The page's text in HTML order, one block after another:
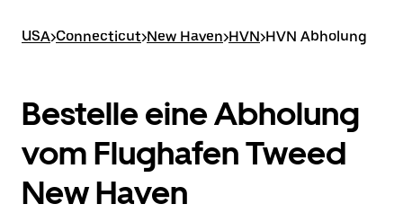
USA>Connecticut>New Haven>HVN>HVN Abholung
Bestelle eine Abholung
vom Flughafen Tweed
New Haven